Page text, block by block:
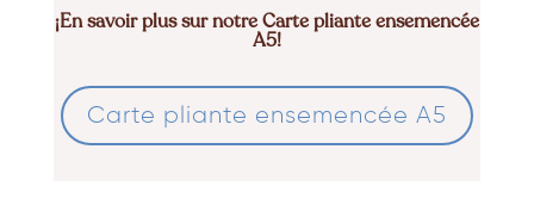
¡En savoir plus sur notre Carte pliante ensemencée
A5!
Carte pliante ensemencée A5